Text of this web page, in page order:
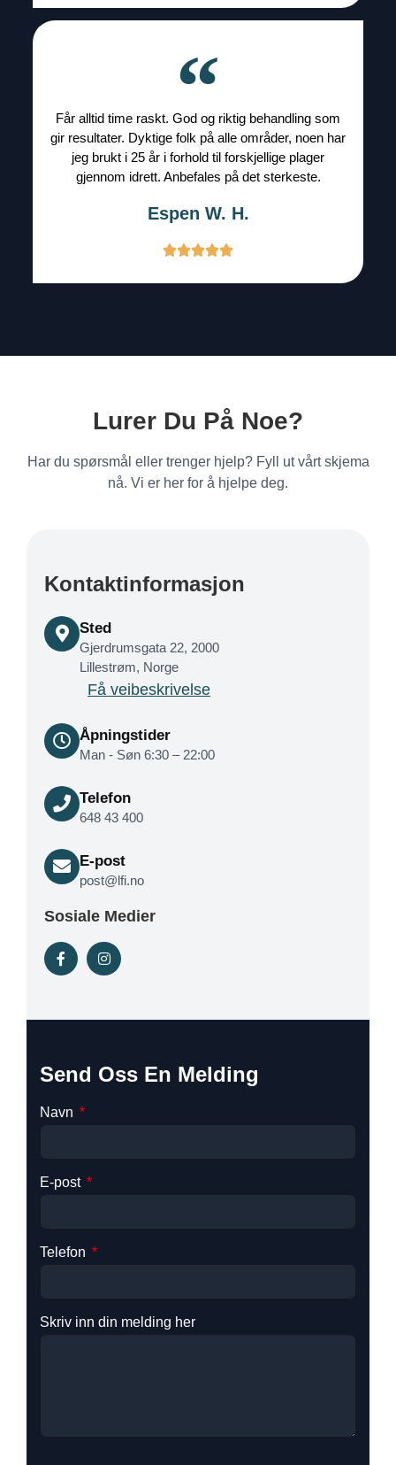
Får alltid time raskt. God og riktig behandling som
gir resultater. Dyktige folk på alle områder, noen har
jeg brukt i 25 år i forhold til forskjellige plager
gjennom idrett. Anbefales på det sterkeste.
Espen W. H.
Lurer Du På Noe?
Har du spørsmål eller trenger hjelp? Fyll ut vårt skjema
nå. Vi er her for å hjelpe deg.
Kontaktinformasjon
Sted
Gjerdrumsgata 22, 2000
Lillestrøm, Norge
Få veibeskrivelse
Åpningstider
Man - Søn 6:30 – 22:00
Telefon
648 43 400
E-post
post@lfi.no
Sosiale Medier
Send Oss ​​en Melding
Navn
E-post
Telefon
Skriv inn din melding her